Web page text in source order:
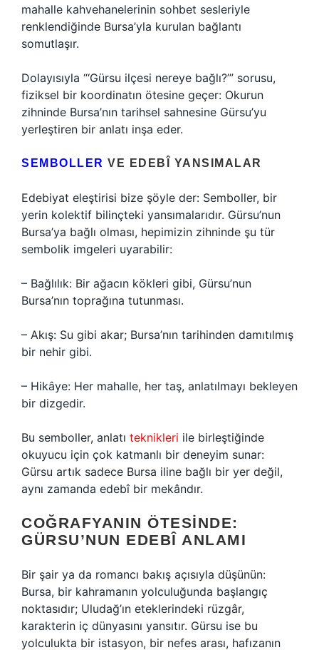
mahalle kahvehanelerinin sohbet sesleriyle
renklendiğinde Bursa’yla kurulan bağlantı
somutlaşır.
Dolayısıyla “‘Gürsu ilçesi nereye bağlı?’” sorusu,
fiziksel bir koordinatın ötesine geçer: Okurun
zihninde Bursa’nın tarihsel sahnesine Gürsu’yu
yerleştiren bir anlatı inşa eder.
SEMBOLLER VE EDEBÎ YANSIMALAR
Edebiyat eleştirisi bize şöyle der: Semboller, bir
yerin kolektif bilinçteki yansımalarıdır. Gürsu’nun
Bursa’ya bağlı olması, hepimizin zihninde şu tür
sembolik imgeleri uyarabilir:
– Bağlılık: Bir ağacın kökleri gibi, Gürsu’nun
Bursa’nın toprağına tutunması.
– Akış: Su gibi akar; Bursa’nın tarihinden damıtılmış
bir nehir gibi.
– Hikâye: Her mahalle, her taş, anlatılmayı bekleyen
bir dizgedir.
Bu semboller, anlatı teknikleri ile birleştiğinde
okuyucu için çok katmanlı bir deneyim sunar:
Gürsu artık sadece Bursa iline bağlı bir yer değil,
aynı zamanda edebî bir mekândır.
COĞRAFYANIN ÖTESINDE:
GÜRSU’NUN EDEBÎ ANLAMI
Bir şair ya da romancı bakış açısıyla düşünün:
Bursa, bir kahramanın yolculuğunda başlangıç
noktasıdır; Uludağ’ın eteklerindeki rüzgâr,
karakterin iç dünyasını yansıtır. Gürsu ise bu
yolculukta bir istasyon, bir nefes arası, hafızanın